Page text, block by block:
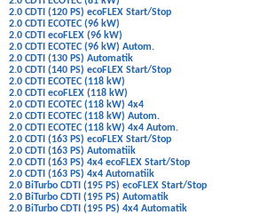
2.0 CDTI (120 PS) ecoFLEX Start/Stop
2.0 CDTI ECOTEC (96 kW)
2.0 CDTI ecoFLEX (96 kW)
2.0 CDTI ECOTEC (96 kW) Autom.
2.0 CDTI (130 PS) Automatik
2.0 CDTI (140 PS) ecoFLEX Start/Stop
2.0 CDTI ECOTEC (118 kW)
2.0 CDTI ecoFLEX (118 kW)
2.0 CDTI ECOTEC (118 kW) 4x4
2.0 CDTI ECOTEC (118 kW) Autom.
2.0 CDTI ECOTEC (118 kW) 4x4 Autom.
2.0 CDTI (163 PS) ecoFLEX Start/Stop
2.0 CDTI (163 PS) Automatiik
2.0 CDTI (163 PS) 4x4 ecoFLEX Start/Stop
2.0 CDTI (163 PS) 4x4 Automatiik
2.0 BiTurbo CDTI (195 PS) ecoFLEX Start/Stop
2.0 BiTurbo CDTI (195 PS) Automatik
2.0 BiTurbo CDTI (195 PS) 4x4 Automatik